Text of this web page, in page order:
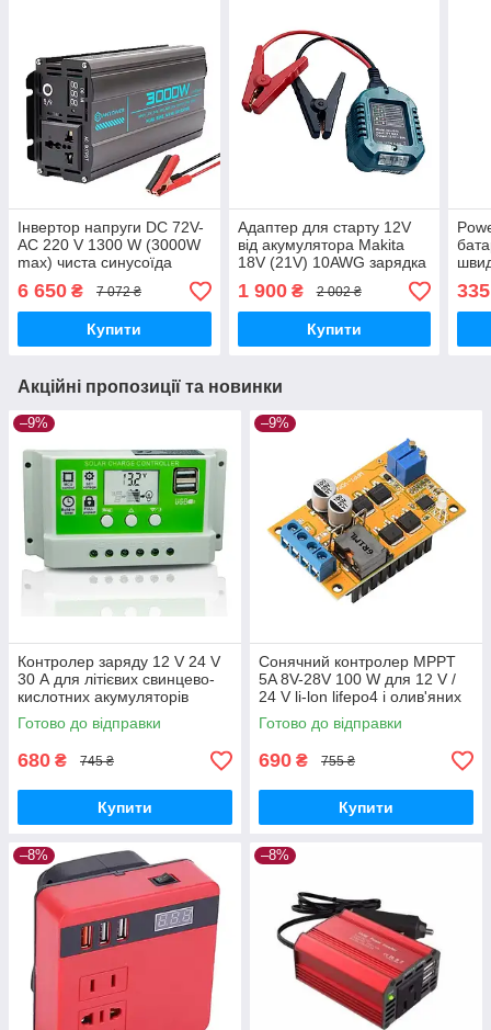
Інвертор напруги DC 72V-
AC 220 V 1300 W (3000W
max) чиста синусоїда
6 650 ₴ 7 072 ₴
Купити
Адаптер для старту 12V
від акумулятора Makita
18V (21V) 10AWG зарядка
для аварійного живлення
із затискачами
1 900₴ 2 002 ₴
Купити
335
Акційні пропозиції та новинки
–9%
Контролер заряду 12 V 24 V
30 А для літієвих свинцево-
кислотних акумуляторів
Готово до відправки
680 ₴ 745 ₴
Купити
–9%
Сонячний контролер MPPT
5A 8V-28V 100 W для 12 V /
24 V li-lon lifepo4 і олив'яних
акумуляторів
Готово до відправки
690 ₴ 755 ₴
Купити
–8% –8%